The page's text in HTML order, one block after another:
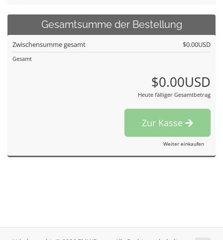
Gesamtsumme der Bestellung
Zwischensumme gesamt $0.00USD
Gesamt
$0.00USD
Heute fälliger Gesamtbetrag
Zur Kasse
Weiter einkaufen